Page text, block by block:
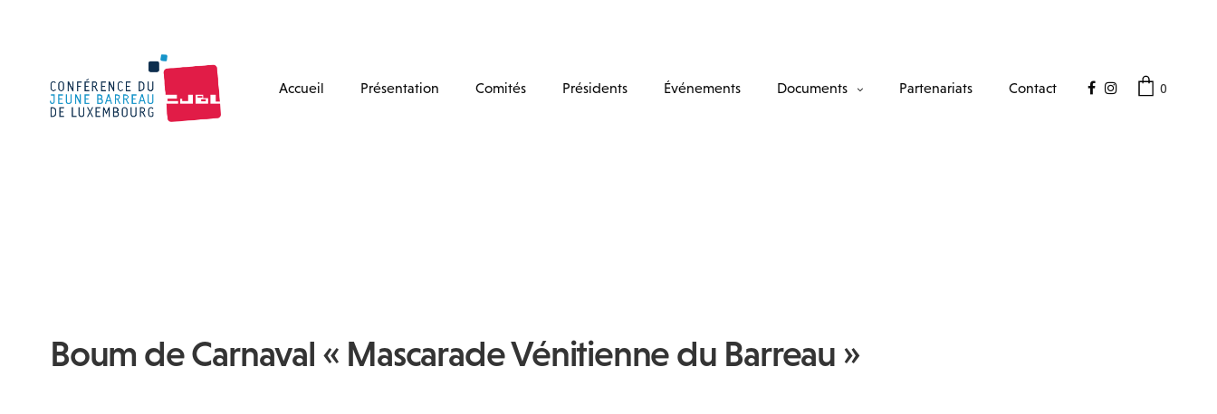
Accueil Présentation Comités Présidents Événements Documents Partenariats Contact 0
Boum de Carnaval « Mascarade Vénitienne du Barreau »